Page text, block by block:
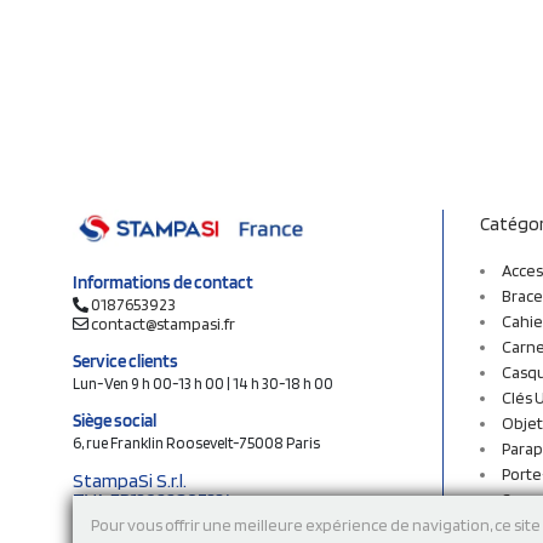
Pour vous offrir une meilleure expérience de navigation, ce
Informations de contact
0187653923
contact@stampasi.fr
Service clients
Lun-Ven 9 h 00-13 h 00 | 14 h 30-18 h 00
Siège social
6, rue Franklin Roosevelt-75008 Paris
StampaSi S.r.l.
TVA FR13922807334
N° Rea MI-2110632
Clés
Sac
Sac